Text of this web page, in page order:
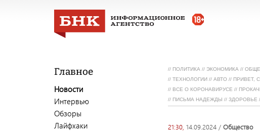
Главное
Новости
Интервью
Обзоры
Лайфхаки
// ПОЛИТИКА // ЭКОНОМИКА //
// ТЕХНОЛОГИИ // АВТО // ПРИВЕТ,
// ВСЕ О КОРОНАВИРУСЕ //
// ПИСЬМА НАДЕЖДЫ // ЗДОРОВЬЕ
21:30, 14.09.2024 / общество